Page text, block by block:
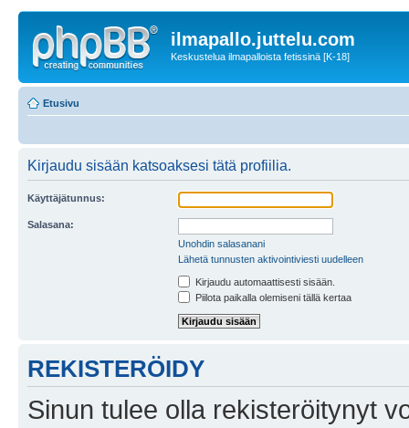
ilmapallo.juttelu.com
Keskustelua ilmapalloista fetissinä [K-18]
Etusivu
Kirjaudu sisään katsoaksesi tätä profiilia.
Käyttäjätunnus:
Salasana:
Unohdin salasanani
Lähetä tunnusten aktivointiviesti uudelleen
Kirjaudu automaattisesti sisään.
Piilota paikalla olemiseni tällä kertaa
REKISTERÖIDY
Sinun tulee olla rekisteröitynyt